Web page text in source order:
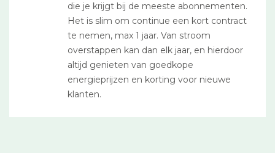
die je krijgt bij de meeste abonnementen.
Het is slim om continue een kort contract
te nemen, max 1 jaar. Van stroom
overstappen kan dan elk jaar, en hierdoor
altijd genieten van goedkope
energieprijzen en korting voor nieuwe
klanten.